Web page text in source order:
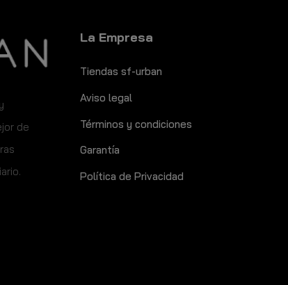
de
La Empresa
Tiendas sf-urban
Aviso legal
Términos y condiciones
Garantía
Política de Privacidad